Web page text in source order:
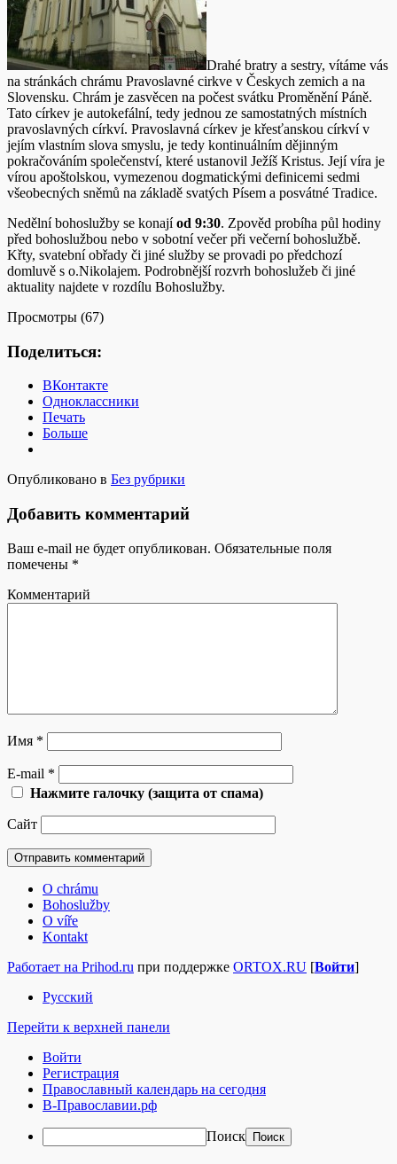
Drahé bratry a sestry, vítáme vás
na stránkách chrámu Pravoslavné cirkve v Českych zemich a na
Slovensku. Chrám je zasvěcen na počest svátku Proměnění Páně.
Tato církev je autokefální, tedy jednou ze samostatných místních
pravoslavných církví. Pravoslavná církev je křesťanskou církví v
jejím vlastním slova smyslu, je tedy kontinuálním dějinným
pokračováním společenství, které ustanovil Ježíš Kristus. Její víra je
vírou apoštolskou, vymezenou dogmatickými definicemi sedmi
všeobecných sněmů na základě svatých Písem a posvátné Tradice.
Nedělní bohoslužby se konajíod 9:30. Zpověd probíha půl hodiny
před bohoslužbou nebo v sobotní večer při večerní bohoslužbě.
Křty, svatební obřady či jiné služby se provadi po předchozí
domluvě s o.Nikolajem. Podrobnější rozvrh bohoslužeb či jiné
aktuality najdete v rozdílu Bohoslužby.
Просмотры (67)
Поделиться:
ВКонтакте
Одноклассники
Печать
Больше
Опубликовано в Без рубрики
Добавить комментарий
Ваш e-mail не будет опубликован. Обязательные поля
помечены *
Комментарий
Имя *
E-mail *
Нажмите галочку (защита от спама)
Сайт
O chrámu
Bohoslužby
O víře
Kontakt
Работает на Prihod.ru при поддержке ORTOX.RU [Войти]
Русский
Перейти к верхней панели
Войти
Регистрация
Православный календарь на сегодня
В-Православии.рф
Поиск